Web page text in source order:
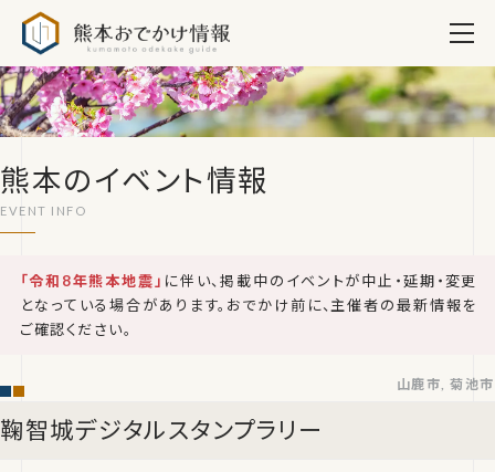
熊本のイベント情報
「令和8年熊本地震」 に伴い、掲載中のイベントが中止・延期・変更
となっている場合があります。おでかけ前に、主催者の最新情報を
ご確認ください。
鞠智城デジタルスタンプラリー
山鹿市, 菊池市